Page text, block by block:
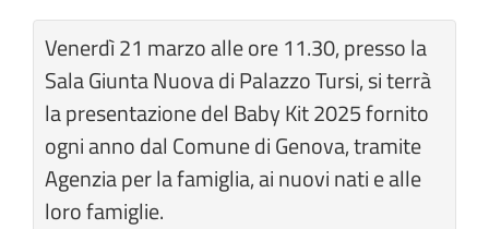
Venerdì 21 marzo alle ore 11.30, presso la
Sala Giunta Nuova di Palazzo Tursi, si terrà
la presentazione del Baby Kit 2025 fornito
ogni anno dal Comune di Genova, tramite
Agenzia per la famiglia, ai nuovi nati e alle
loro famiglie.